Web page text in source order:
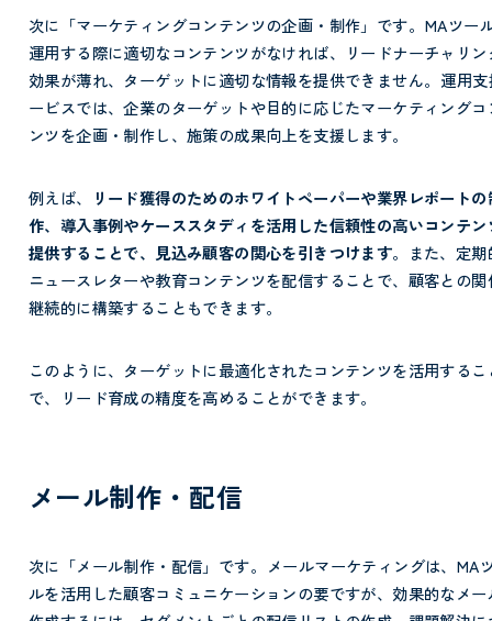
次に「マーケティングコンテンツの企画・制作」です。 MAツー
運用する際に適切なコンテンツがなければ、リードナーチャリン
効果が薄れ、ターゲットに適切な情報を提供できません。 運用
ービスでは、企業のターゲットや目的に応じたマーケティングコ
ンツを企画・制作し、施策の成果向上を支援します。
例えば、
リード獲得のためのホワイトペーパーや業界レポートの
作、導入事例やケーススタディを活用した信頼性の高いコンテン
提供することで、見込み顧客の関心を引きつけます。また、定期
ニュースレターや教育コンテンツを配信することで、顧客との関
継続的に構築することもできます。
このように、ターゲットに最適化されたコンテンツを活用するこ
で、リード育成の精度を高めることができます。
メール制作・配信
次に「メール制作・配信」です。 メールマーケティングは、MA
ルを活用した顧客コミュニケーションの要ですが、効果的なメー